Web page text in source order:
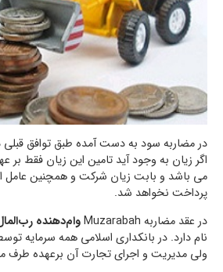
در مضاربه سود به دست آمده طبق توافق
اگر زیان به وجود آید تامین این زيان فقط بر
می باشد و بابت زيان شركت و همچنین عامل
پرداخت نخواهد شد.
در عقد مضاربه Muzarabah
وام‌دهنده
نام دارد. در بانكداری اسلامی همه سرمايه
ولی مديريت و اجراي تجارت آن برعهده طرف